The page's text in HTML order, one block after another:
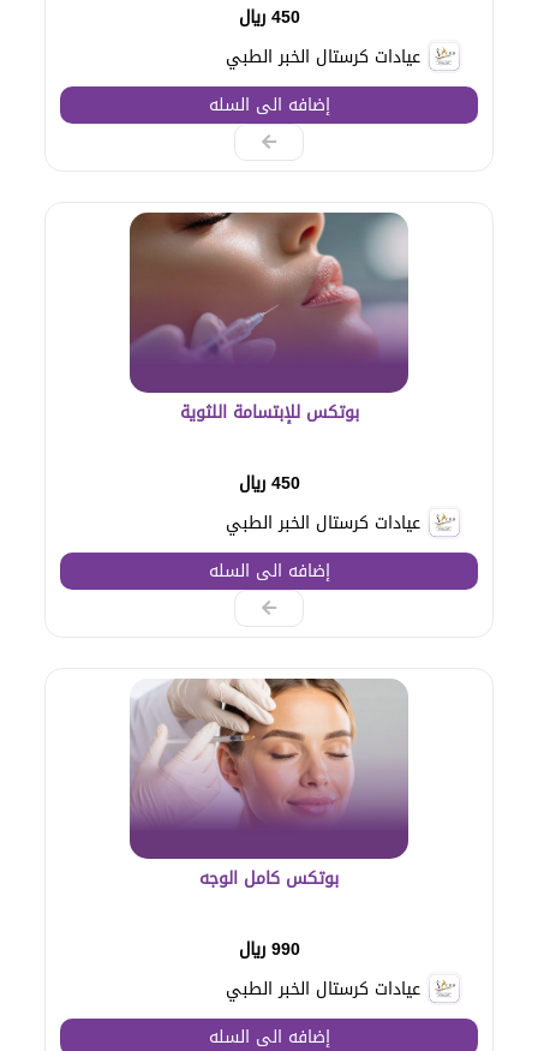
450 ريال
عيادات كرستال الخبر الطبي
إضافه الى السله
بوتكس للإبتسامة اللثوية
450 ريال
عيادات كرستال الخبر الطبي
إضافه الى السله
بوتكس كامل الوجه
990 ريال
عيادات كرستال الخبر الطبي
إضافه الى السله